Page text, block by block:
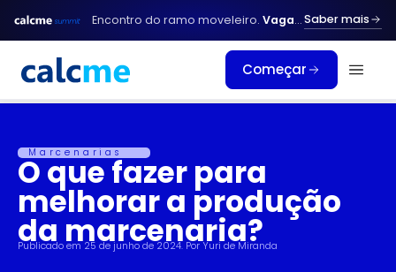
para
conteúdo
Encontro do ramo moveleiro. Vagas limitadas. Saber mais
Começar
Marcenarias
O que fazer para
melhorar a produção
da marcenaria?
Publicado em 25 de junho de 2024. PorYuri de Miranda